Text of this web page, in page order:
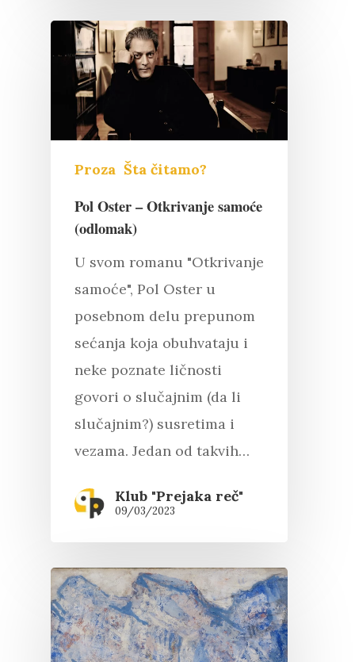
Proza Šta čitamo?
Pol Oster – Otkrivanje samoće
(odlomak)
U svom romanu "Otkrivanje
samoće", Pol Oster u
posebnom delu prepunom
sećanja koja obuhvataju i
neke poznate ličnosti
govori o slučajnim (da li
slučajnim?) susretima i
vezama. Jedan od takvih…
Klub "Prejaka reč"
09/03/2023